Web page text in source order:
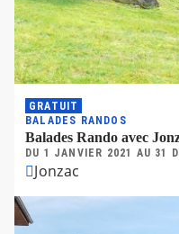
Balades Rando avec
BALADES RANDOS
DU 1 JANVIER 2021 AU 31
Jonzac
GRATUIT